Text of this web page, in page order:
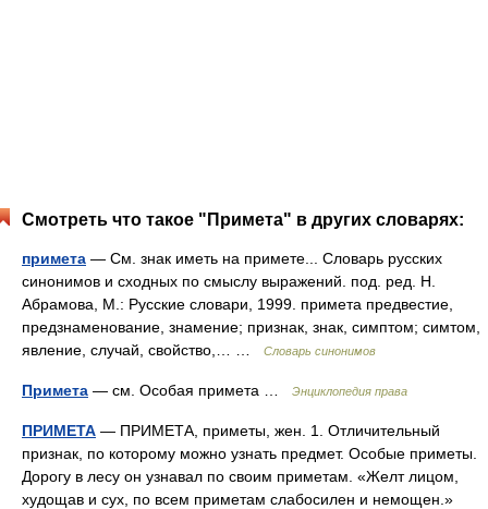
Смотреть что такое "Примета" в других словарях:
примета — См. знак иметь на примете... Словарь русских
синонимов и сходных по смыслу выражений. под. ред. Н.
Абрамова, М.: Русские словари, 1999. примета предвестие,
предзнаменование, знамение; признак, знак, симптом; симтом,
явление, случай, свойство,… …
Словарь синонимов
Примета — см. Особая примета … Энциклопедия права
ПРИМЕТА — ПРИМЕТА, приметы, жен. 1. Отличительный
признак, по которому можно узнать предмет. Особые приметы.
Дорогу в лесу он узнавал по своим приметам. «Желт лицом,
худощав и сух, по всем приметам слабосилен и немощен.»